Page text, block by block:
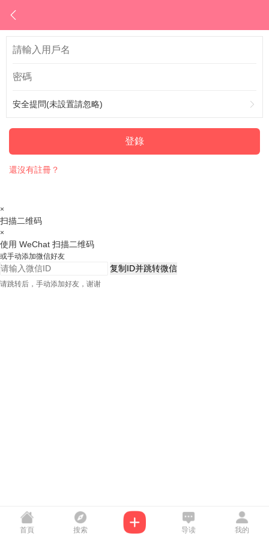
安全提問(未設置請忽略)
登錄
還沒有註冊？
×
扫描二维码
×
使用 WeChat 扫描二维码
或手动添加微信好友
复制ID并跳转微信
请跳转后，手动添加好友，谢谢
首頁 搜索 导读 我的